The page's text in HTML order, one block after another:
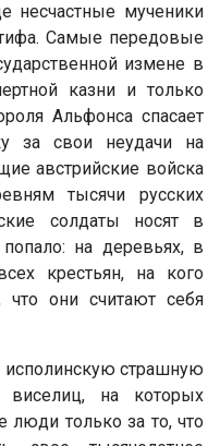
несчастные мученики
Самые передовые
измене в
казни и только
Альфонса спасает
за свои неудачи на
австрийские войска
тысячи русских
солдаты носят в
на деревьях, в
крестьян, на кого
что они считают себя
исполинскую страшную
виселиц, на которых
люди только за то, что